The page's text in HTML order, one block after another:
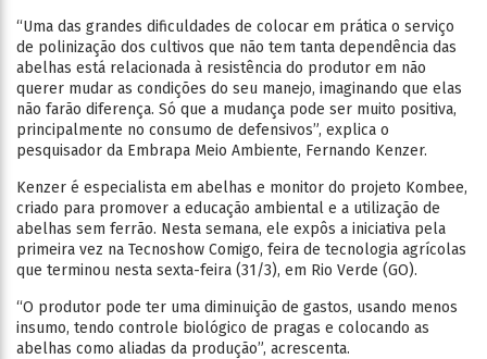
“Uma das grandes dificuldades de colocar em prática o serviço
de polinização dos cultivos que não tem tanta dependência das
abelhas está relacionada à resistência do produtor em não
querer mudar as condições do seu manejo, imaginando que elas
não farão diferença. Só que a mudança pode ser muito positiva,
principalmente no consumo de defensivos”, explica o
pesquisador da Embrapa Meio Ambiente, Fernando Kenzer.
Kenzer é especialista em abelhas e monitor do projeto Kombee,
criado para promover a educação ambiental e a utilização de
abelhas sem ferrão. Nesta semana, ele expôs a iniciativa pela
primeira vez na Tecnoshow Comigo, feira de tecnologia agrícolas
que terminou nesta sexta-feira (31/3), em Rio Verde (GO).
“O produtor pode ter uma diminuição de gastos, usando menos
insumo, tendo controle biológico de pragas e colocando as
abelhas como aliadas da produção”, acrescenta.